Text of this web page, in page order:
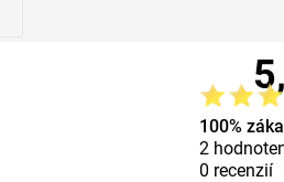
100%
2
0 recenzií